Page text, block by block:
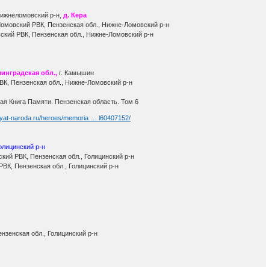
р-н, д. Кера
РВК, Пензенская обл., Нижне-Ломовский р-н
РВК, Пензенская обл., Нижне-Ломовский р-н
обл., г. Камышин
Пензенская обл., Нижне-Ломовский р-н
Книга Памяти. Пензенская область. Том 6
naroda.ru/heroes/memoria … l60407152/
р-н
РВК, Пензенская обл., Голицинский р-н
Пензенская обл., Голицинский р-н
обл., Голицинский р-н